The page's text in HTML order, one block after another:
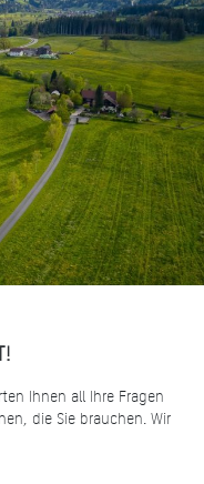
Ihnen all Ihre Fragen
die Sie brauchen. Wir